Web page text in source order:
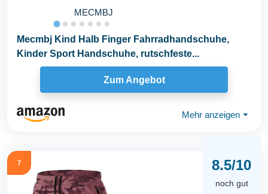
MECMBJ
Mecmbj Kind Halb Finger Fahrradhandschuhe,
Kinder Sport Handschuhe, rutschfeste...
Zum Angebot
Mehr anzeigen ⏷
7 8.5/10
noch gut